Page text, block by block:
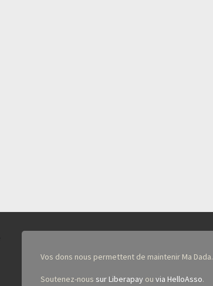
Vos dons nous permettent de maintenir Ma Dada.
Soutenez-nous sur Liberapayou via HelloAsso.